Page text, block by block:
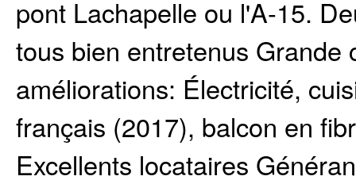
pont Lachapelle ou l'A-15.
tous bien entretenus
améliorations: Électricité,
français (2017), balcon en
Excellents locataires